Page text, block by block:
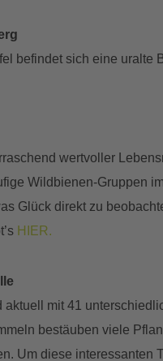
befindet sich eine
wertvoller
Wildbienen-Gruppen
Glück direkt zu
HIER.
mit 41
bestäuben viele
Um diese interessanten